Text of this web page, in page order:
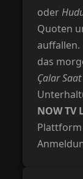
oder
Quoten
das
Çalar Saat
NOW TV